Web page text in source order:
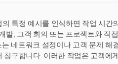
특정 예시를 인식하면 작업 시간
발, 고객 회의 또는 프로젝트와 직
네트워크 설정이나 고객 문제 해
청구합니다. 이러한 작업은 고객에